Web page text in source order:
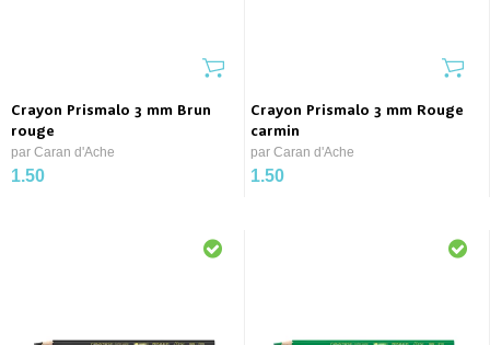
Crayon Prismalo 3 mm Brun
rouge
par Caran d'Ache
1.50
Crayon Prismalo 3 mm Rouge
carmin
par Caran d'Ache
1.50